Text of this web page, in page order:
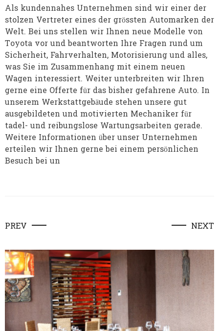
Als kundennahes Unternehmen sind wir einer der
stolzen Vertreter eines der grössten Automarken der
Welt. Bei uns stellen wir Ihnen neue Modelle von
Toyota vor und beantworten Ihre Fragen rund um
Sicherheit, Fahrverhalten, Motorisierung und alles,
was Sie im Zusammenhang mit einem neuen
Wagen interessiert. Weiter unterbreiten wir Ihren
gerne eine Offerte für das bisher gefahrene Auto. In
unserem Werkstattgebäude stehen unsere gut
ausgebildeten und motivierten Mechaniker für
tadel- und reibungslose Wartungsarbeiten gerade.
Weitere Informationen über unser Unternehmen
erteilen wir Ihnen gerne bei einem persönlichen
Besuch bei un
PREV NEXT